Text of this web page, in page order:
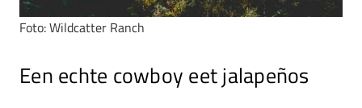
Foto: Wildcatter Ranch
Een echte cowboy eet jalapeños